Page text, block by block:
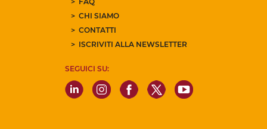
CHI SIAMO
CONTATTI
ISCRIVITI ALLA NEWSLETTER
SEGUICI SU: